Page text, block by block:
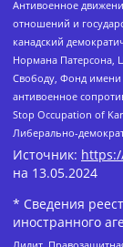
Антивоенное
отношений и
канадский
Нормана Патерсона,
Свободу, Фонд имени
антивоенное
Stop Occupation of
Либерально-
Источник:
на 13.05.2024
* Сведения
иностранного